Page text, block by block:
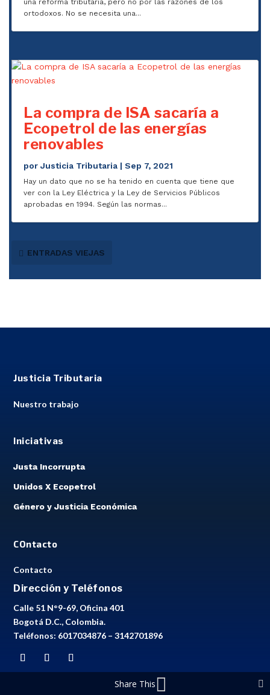
una reforma tributaria, pero no por las razones de los
ortodoxos. No se necesita una...
La compra de ISA sacaría a
Ecopetrol de las energías
renovables
porJusticia Tributaria |Sep 7, 2021
Hay un dato que no se ha tenido en cuenta que tiene que
ver con la Ley Eléctrica y la Ley de Servicios Públicos
aprobadas en 1994. Según las normas...
ENTRADAS VIEJAS
Justicia Tributaria
Nuestro trabajo
Iniciativas
Justa Incorrupta
Unidos X Ecopetrol
Género y Justicia Económica
COntacto
Contacto
Dirección y Teléfonos
Calle 51 N°9-69, Oficina 401
Bogotá D.C., Colombia.
Teléfonos: 6017034876 – 3142701896
Share This